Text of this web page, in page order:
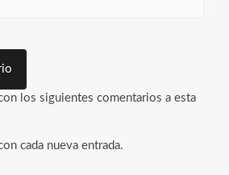
los siguientes comentarios a esta
cada nueva entrada.